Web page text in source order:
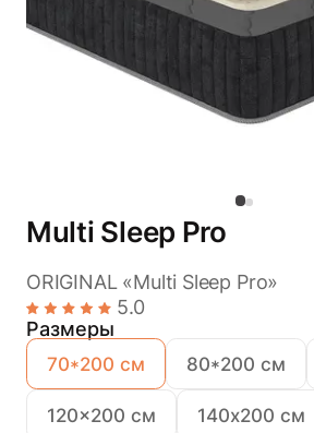
Multi Sleep Pro
ORIGINAL «Multi Sleep Pro»
5.0
Размеры
70*200 см 80*200 см
120x200 см 140х200 см